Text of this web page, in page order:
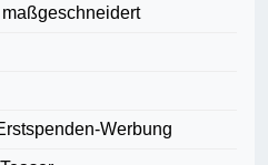
Werbung